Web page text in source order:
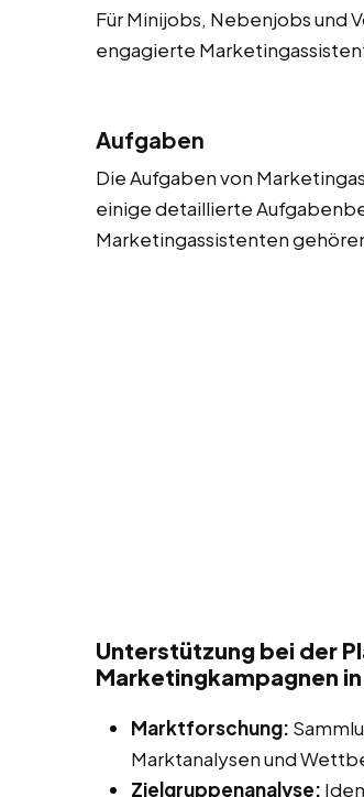
Für Minijobs, Nebenjobs und
engagierte
Aufgaben
Die Aufgaben von
einige detaillierte
Marketingassistenten
Unterstützung bei der
Marketingkampagnen
Marktforschung:
Marktanalysen und
Zielgruppenanalyse: